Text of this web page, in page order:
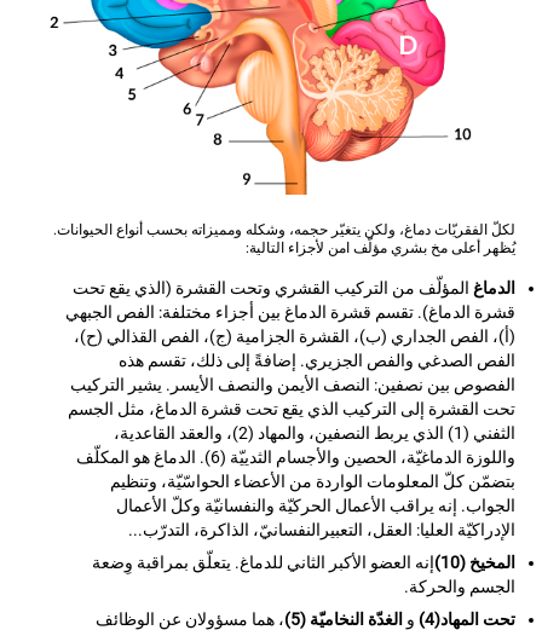
لكلّ الفقريّات دماغ، ولكن يتغيّر حجمه، وشكله ومميزاته بحسب أنواع الحيوانات.
يُظهر أعلى مخ بشري مؤلّف امن لأجزاء التالية:
الدماغ المؤلّف من التركيب القشري وتحت القشرة (الذي يقع تحت
قشرة الدماغ). تقسم قشرة الدماغ بين أجزاء مختلفة: الفص الجبهي
(أ)، الفص الجداري (ب)، القشرة الجزامية (ج)، الفص القذالي (ح)،
الفص الصدغي والفص الجزيري. إضافةً إلى ذلك، تقسم هذه
الفصوص بين نصفين: النصف الأيمن والنصف الأيسر. يشير التركيب
تحت القشرة إلى التركيب الذي يقع تحت قشرة الدماغ، مثل الجسم
الثفني (1) الذي يربط النصفين، والمهاد (2)، والعقد القاعدية،
واللوزة الدماغيّة، الحصين والأجسام الثدييّة (6). الدماغ هو المكلّف
بتضمّن كلّ المعلومات الواردة من الأعضاء الحواسّيّة، وتنظيم
الجواب. إنه يراقب الأعمال الحركيّة والنفسانيّة وكلّ الأعمال
الإدراكيّة العليا: العقل، التعبيرالنفسانيّ، الذاكرة، التدرّب...
المخيخ (10)
إنه العضو الأكبر الثاني للدماغ. يتعلّق بمراقبة وِضعة
الجسم والحركة.
تحت المهاد(4)
و الغدّة النخاميّة (5)
، هما مسؤولان عن الوظائف